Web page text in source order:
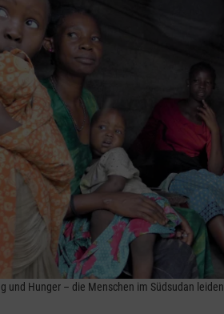
und Hunger – die Menschen im Südsudan leiden.